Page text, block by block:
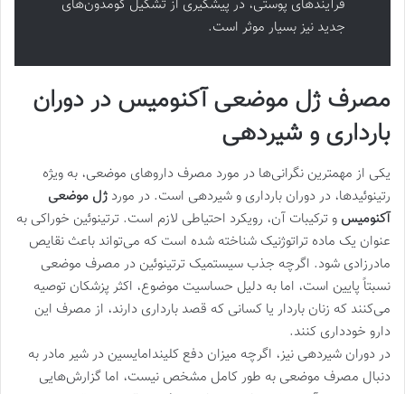
فرآیندهای پوستی، در پیشگیری از تشکیل کومدون‌های
جدید نیز بسیار موثر است.
مصرف ژل موضعی آکنومیس در دوران
بارداری و شیردهی
یکی از مهمترین نگرانی‌ها در مورد مصرف داروهای موضعی، به ویژه
رتینوئیدها، در دوران بارداری و شیردهی است. در مورد ژل موضعی
آکنومیس و ترکیبات آن، رویکرد احتیاطی لازم است. ترتینوئین خوراکی به
عنوان یک ماده تراتوژنیک شناخته شده است که می‌تواند باعث نقایص
مادرزادی شود. اگرچه جذب سیستمیک ترتینوئین در مصرف موضعی
نسبتاً پایین است، اما به دلیل حساسیت موضوع، اکثر پزشکان توصیه
می‌کنند که زنان باردار یا کسانی که قصد بارداری دارند، از مصرف این
دارو خودداری کنند.
در دوران شیردهی نیز، اگرچه میزان دفع کلیندامایسین در شیر مادر به
دنبال مصرف موضعی به طور کامل مشخص نیست، اما گزارش‌هایی